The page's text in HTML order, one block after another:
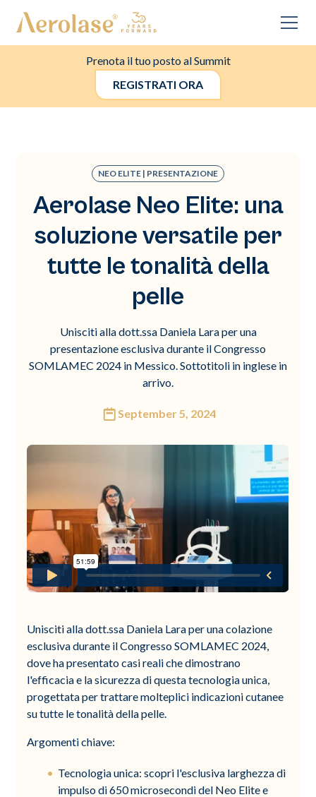
Prenota il tuo posto al Summit
REGISTRATI ORA
NEO ELITE | PRESENTAZIONE
Aerolase Neo Elite: una
soluzione versatile per
tutte le tonalità della
pelle
Unisciti alla dott.ssa Daniela Lara per una
presentazione esclusiva durante il Congresso
SOMLAMEC 2024 in Messico. Sottotitoli in inglese in
arrivo.
September 5, 2024
Unisciti alla dott.ssa Daniela Lara per una colazione
esclusiva durante il Congresso SOMLAMEC 2024,
dove ha presentato casi reali che dimostrano
l'efficacia e la sicurezza di questa tecnologia unica,
progettata per trattare molteplici indicazioni cutanee
su tutte le tonalità della pelle.
Argomenti chiave:
Tecnologia unica: scopri l'esclusiva larghezza di
impulso di 650 microsecondi del Neo Elite e